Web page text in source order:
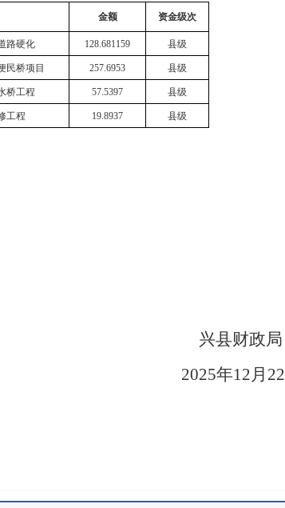
金额 资金级次
路硬化 128.681159 县级
民桥项目 257.6953 县级
桥工程 57.5397 县级
工程 19.8937 县级
政局
5年12月 22